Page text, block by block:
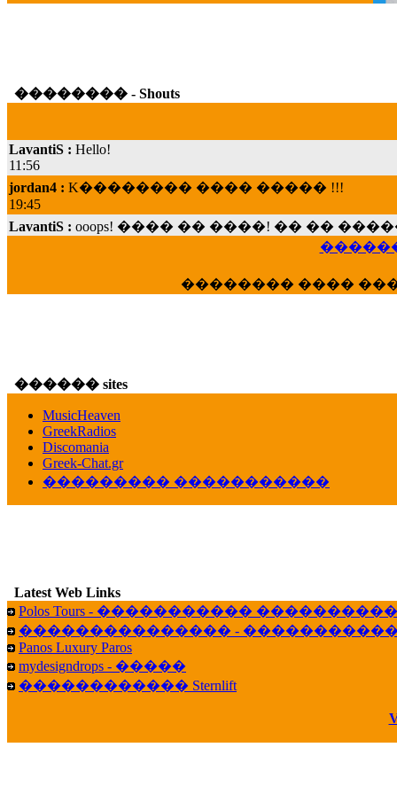
�������� - Shouts
11:56
jordan4 :
19:45
LavantiS :
���; ���� ��� ��� �������� ����
veronica :E���� 2012 ��� ����� ���
16:39
veronica :[URL] ���� ���;
10:19
LavantiS :���� ����� � �������
Galatea :Efharist&oacute;
03:56
LavantiS :that's great news! ����� �� ������!
14:35
Galatea :�� ����� ���� ������ ���
21:35
�������� ����
������ sites
MusicHeaven
GreekRadios
Discomania
Greek-Chat.gr
��������� �����������
Latest Web Links
Polos Tours - �����������
��������������� -
Panos Luxury Paros
mydesigndrops - �����
������������ Sternlift